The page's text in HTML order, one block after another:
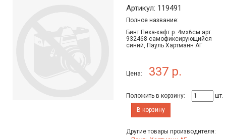
Артикул: 119491
Полное название:
Бинт Пеха-хафт р. 4мх6см арт.
932468 самофиксирующийся
синий, Пауль Хартманн АГ
Цена: 337 р.
Положить в корзину:
шт.
В корзину
Другие товары производителя: